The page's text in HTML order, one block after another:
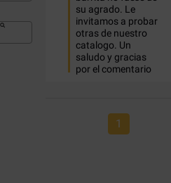
su agrado. Le
invitamos a probar
otras de nuestro
catalogo. Un
saludo y gracias
por el comentario
1